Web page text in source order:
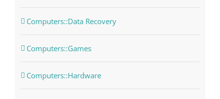
Computers::Data Recovery
Computers::Games
Computers::Hardware